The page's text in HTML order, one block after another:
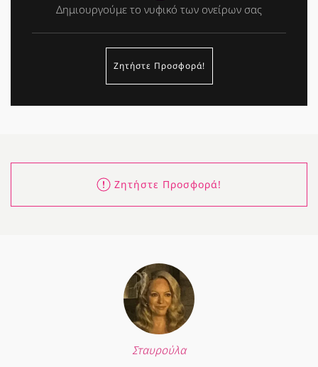
Δημιουργούμε το νυφικό των ονείρων σας
Ζητήστε Προσφορά!
Ζητήστε Προσφορά!
Σταυρούλα